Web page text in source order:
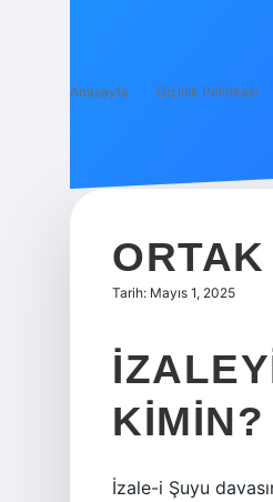
Anasayfa Gizlilik Politikası
Tarih: Mayıs 1, 2025
KIMIN?
İzale-i Şuyu